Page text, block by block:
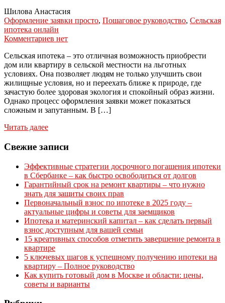
Шилова Анастасия
Оформление заявки просто, Пошаговое руководство, Сельская
ипотека онлайн
Комментариев нет
Сельская ипотека – это отличная возможность приобрести
дом или квартиру в сельской местности на льготных
условиях. Она позволяет людям не только улучшить свои
жилищные условия, но и переехать ближе к природе, где
зачастую более здоровая экология и спокойный образ жизни.
Однако процесс оформления заявки может показаться
сложным и запутанным. В […]
Читать далее
Свежие записи
Эффективные стратегии досрочного погашения ипотеки
в Сбербанке – как быстро освободиться от долгов
Гарантийный срок на ремонт квартиры – что нужно
знать для защиты своих прав
Первоначальный взнос по ипотеке в 2025 году –
актуальные цифры и советы для заемщиков
Ипотека и материнский капитал – как сделать первый
взнос доступным для вашей семьи
15 креативных способов отметить завершение ремонта в
квартире
5 ключевых шагов к успешному получению ипотеки на
квартиру – Полное руководство
Как купить готовый дом в Москве и области: цены,
советы и варианты